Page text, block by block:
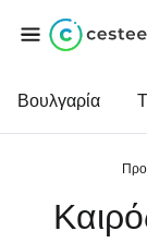
Βουλγαρία
... η